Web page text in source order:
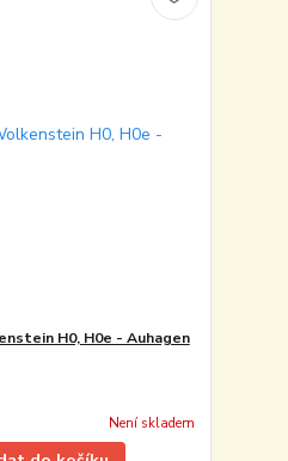
H0, H0e - Auhagen
Není skladem